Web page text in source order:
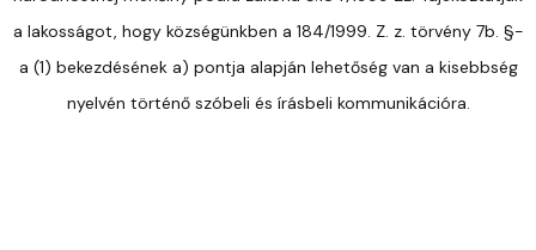
a lakosságot, hogy községünkben a 184/1999. Z. z. törvény 7b. §-
a (1) bekezdésének a) pontja alapján lehetőség van a kisebbség
nyelvén történő szóbeli és írásbeli kommunikációra.